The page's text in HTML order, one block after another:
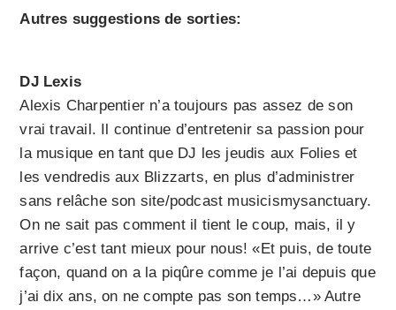
Autres suggestions de sorties:
DJ Lexis
Alexis Charpentier n’a toujours pas assez de son
vrai travail. Il continue d’entretenir sa passion pour
la musique en tant que DJ les jeudis aux Folies et
les vendredis aux Blizzarts, en plus d’administrer
sans relâche son site/podcast musicismysanctuary.
On ne sait pas comment il tient le coup, mais, il y
arrive c’est tant mieux pour nous! «Et puis, de toute
façon, quand on a la piqûre comme je l’ai depuis que
j’ai dix ans, on ne compte pas son temps…» Autre